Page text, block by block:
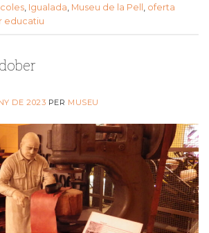
, Igualada, Museu de la Pell , oferta
educatiu
DE 2023 PER MUSEU